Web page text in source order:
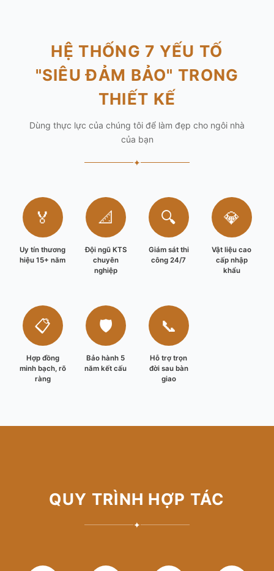
HỆ THỐNG 7 YẾU TỐ
"SIÊU ĐẢM BẢO" TRONG
THIẾT KẾ
Dùng thực lực của chúng tôi để làm đẹp cho ngôi nhà
của bạn
✦
🏅
Uy tín thương
hiệu 15+ năm
📐
Đội ngũ KTS
chuyên
nghiệp
🔍
Giám sát thi
công 24/7
💎
Vật liệu cao
cấp nhập
khẩu
📋
Hợp đồng
minh bạch, rõ
ràng
🛡️
Bảo hành 5
năm kết cấu
📞
Hỗ trợ trọn
đời sau bàn
giao
QUY TRÌNH HỢP TÁC
✦